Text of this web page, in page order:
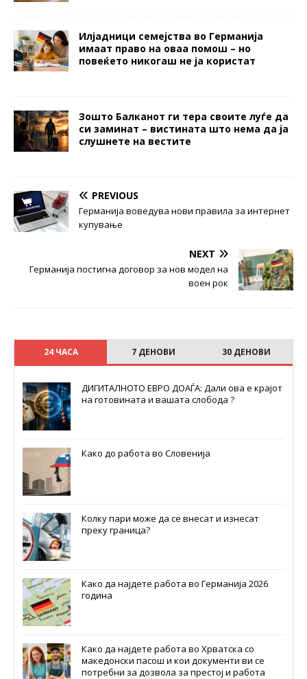
Илјадници семејства во Германија
имаат право на оваа помош – но
повеќето никогаш не ја користат
Зошто Балканот ги тера своите луѓе да
си заминат – вистината што нема да ја
слушнете на вестите
PREVIOUS
Германија воведува нови правила за интернет
купување
NEXT
Германија постигна договор за нов модел на
воен рок
24 ЧАСА 7 ДЕНОВИ 30 ДЕНОВИ
ДИГИТАЛНОТО ЕВРО ДОАЃА: Дали ова е крајот
на готовината и вашата слобода ?
Како до работа во Словенија
Колку пари може да се внесат и изнесат
преку граница?
Како да најдете работа во Германија 2026
година
Како да најдете работа во Хрватска со
македонски пасош и кои документи ви се
потребни за дозвола за престој и работа